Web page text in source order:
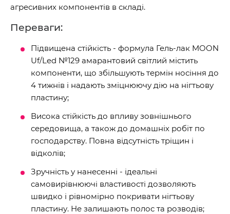
агресивних компонентів в складі.
Переваги:
Підвищена стійкість - формула Гель-лак MOON
Uf/Led №129 амарантовий світлий містить
компоненти, що збільшують термін носіння до
4 тижнів і надають зміцнюючу дію на нігтьову
пластину;
Висока стійкість до впливу зовнішнього
середовища, а також до домашніх робіт по
господарству. Повна відсутність тріщин і
відколів;
Зручність у нанесенні - ідеальні
самовирівнюючі властивості дозволяють
швидко і рівномірно покривати нігтьову
пластину. Не залишають полос та розводів;